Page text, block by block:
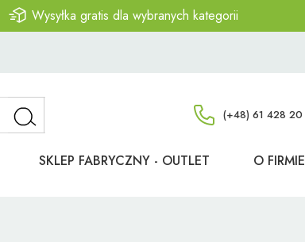
Wysyłka gratis dla wybranych kategorii
SKLEP FABRYCZNY - OUTLET O FIRMIE